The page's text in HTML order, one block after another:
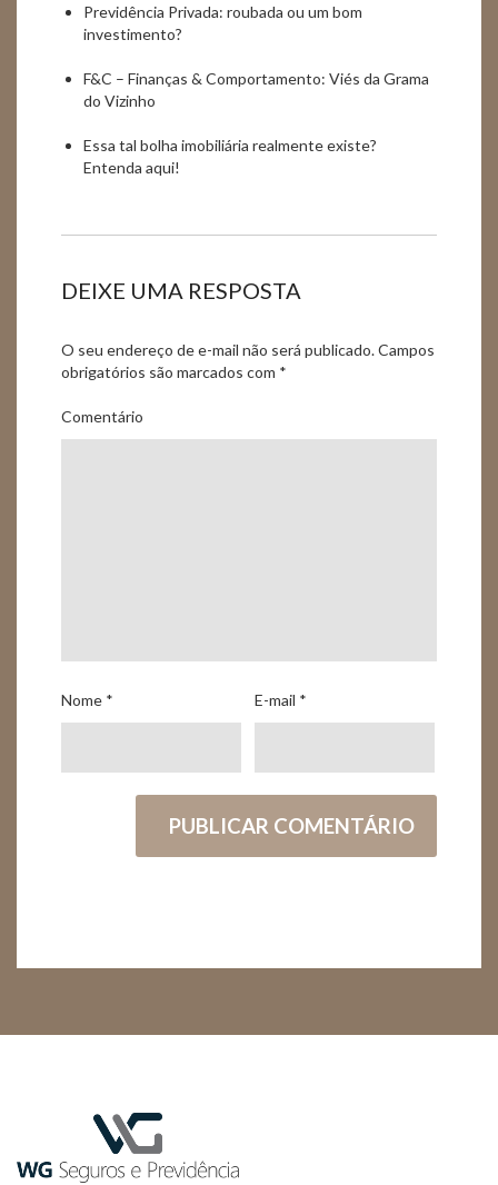
Previdência Privada: roubada ou um bom
investimento?
F&C – Finanças & Comportamento: Viés da Grama
do Vizinho
Essa tal bolha imobiliária realmente existe?
Entenda aqui!
DEIXE UMA RESPOSTA
O seu endereço de e-mail não será publicado.Campos
obrigatórios são marcados com *
Comentário
Nome * E-mail *